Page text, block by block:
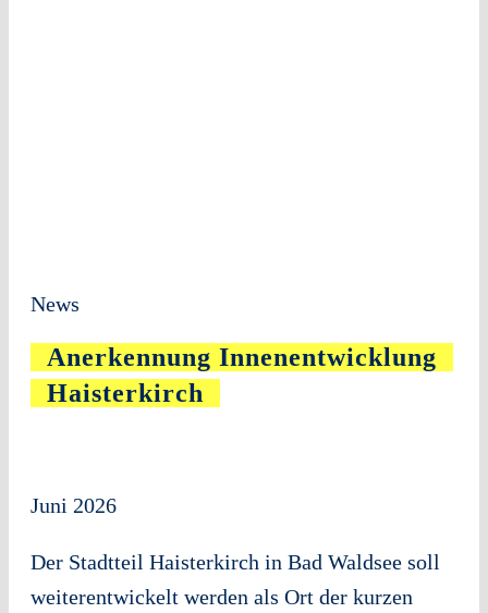
News
Anerkennung Innenentwicklung
Haisterkirch
Juni 2026
Der Stadtteil Haisterkirch in Bad Waldsee soll
weiterentwickelt werden als Ort der kurzen